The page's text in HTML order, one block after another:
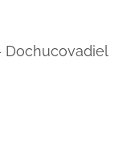
Dochucovadiel